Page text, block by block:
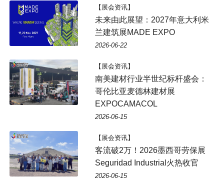
【展会资讯】
未来由此展望：2027年意大利米
兰建筑展MADE EXPO
2026-06-22
【展会资讯】
南美建材行业半世纪标杆盛会：
哥伦比亚麦德林建材展
EXPOCAMACOL
2026-06-15
【展会资讯】
客流破2万！2026墨西哥劳保展
Seguridad Industrial火热收官
2026-06-15